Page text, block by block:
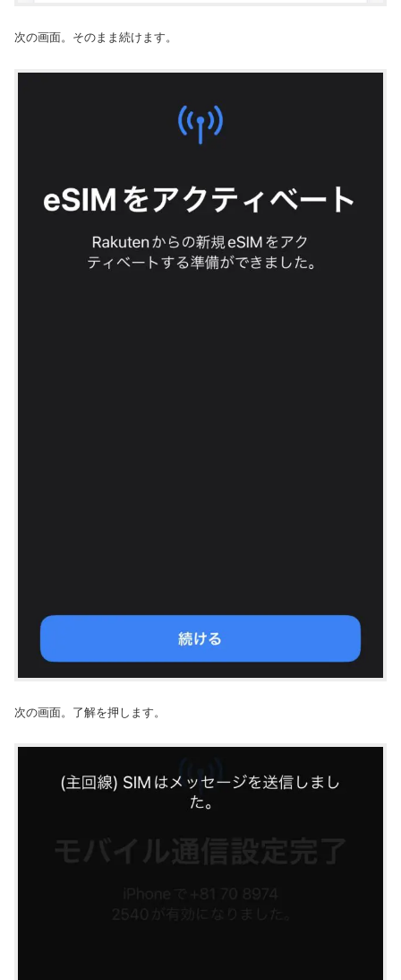
次の画面。そのまま続けます。
次の画面。了解を押します。